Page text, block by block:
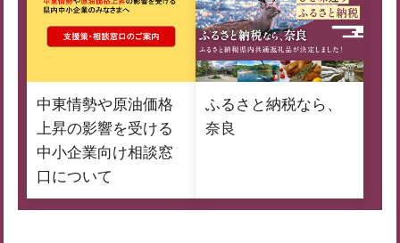
中東情勢や原油価格
上昇の影響を受ける
中小企業向け相談窓
口について
ふるさと納税なら、
奈良